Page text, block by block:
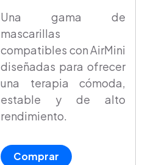
Una gama de
mascarillas
compatibles con AirMini
diseñadas para ofrecer
una terapia cómoda,
estable y de alto
rendimiento.
Comprar